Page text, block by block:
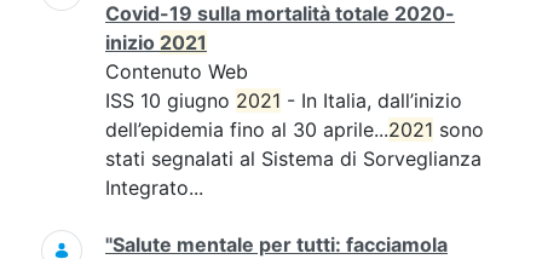
Covid-19 sulla mortalità totale 2020-
inizio 2021
Contenuto Web
ISS 10 giugno 2021 - In Italia, dall’inizio
dell’epidemia fino al 30 aprile...2021 sono
stati segnalati al Sistema di Sorveglianza
Integrato...
"Salute mentale per tutti: facciamola